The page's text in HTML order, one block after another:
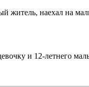
житель, наехал на
и 12-летнего